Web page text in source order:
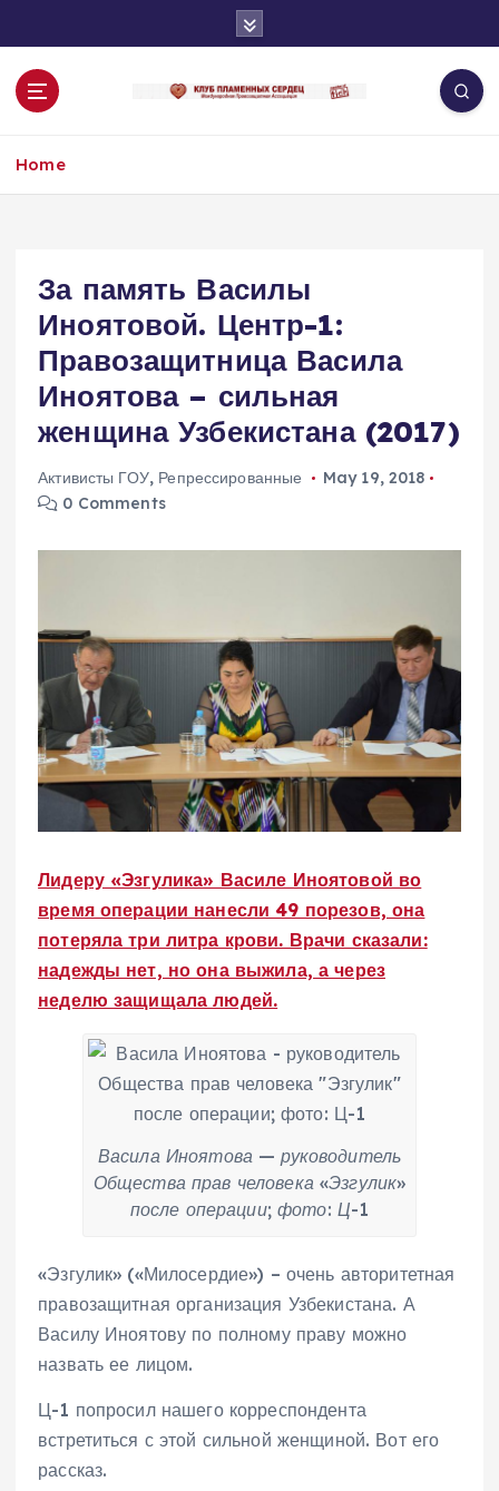
o
Home
За память Василы
Иноятовой. Центр-1:
Правозащитница Васила
Иноятова – сильная
женщина Узбекистана (2017)
Активисты ГОУ, Репрессированные
May 19, 2018
0 Comments
Лидеру «Эзгулика» Василе Иноятовой во
время операции нанесли 49 порезов, она
потеряла три литра крови. Врачи сказали:
надежды нет, но она выжила, а через
неделю защищала людей.
Васила Иноятова — руководитель
Общества прав человека «Эзгулик»
после операции; фото: Ц-1
«Эзгулик» («Милосердие») – очень авторитетная
правозащитная организация Узбекистана. А
Василу Иноятову по полному праву можно
назвать ее лицом.
Ц-1 попросил нашего корреспондента
встретиться с этой сильной женщиной. Вот его
рассказ.